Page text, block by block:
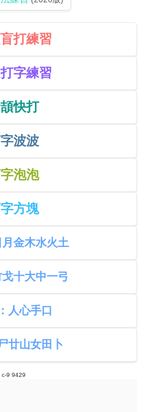
打練習
字練習
快打
波波
泡泡
方塊
金木水火土
十大中一弓
人心手口
廿山女田卜
c-9 9429